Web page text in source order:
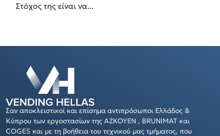
Στόχος της είναι να...
Σαν αποκλειστικοί και επίσημα αντιπρόσωποι Ελλάδος &
Κύπρου των εργοστασίων της AZKOYEN , BRUNIMAT και
COGES και με τη βοήθεια του τεχνικού μας τμήματος, που